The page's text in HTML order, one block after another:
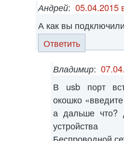
Андрей: 05.04.2015
А как вы
Ответить
Владимир:
В usb порт
окошко
а дальше что?
устройства
Беспроводной